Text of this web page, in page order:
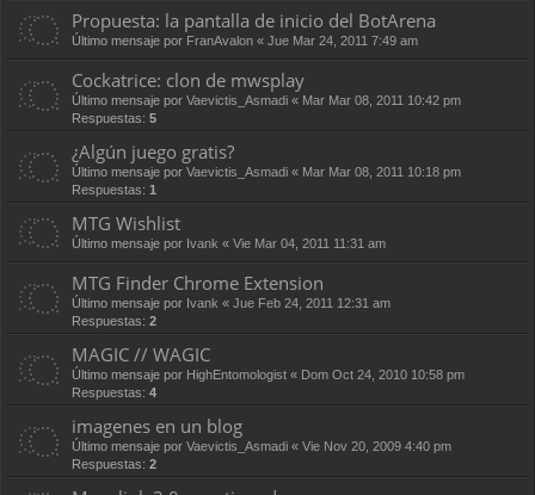
Propuesta: la pantalla de inicio del BotArena
Último mensaje por FranAvalon « Jue Mar 24, 2011 7:49 am
Cockatrice: clon de mwsplay
Último mensaje por Vaevictis_Asmadi « Mar Mar 08, 2011 10:42 pm
Respuestas: 5
¿Algún juego gratis?
Último mensaje por Vaevictis_Asmadi « Mar Mar 08, 2011 10:18 pm
Respuestas: 1
MTG Wishlist
Último mensaje por Ivank « Vie Mar 04, 2011 11:31 am
MTG Finder Chrome Extension
Último mensaje por Ivank « Jue Feb 24, 2011 12:31 am
Respuestas: 2
MAGIC // WAGIC
Último mensaje por HighEntomologist « Dom Oct 24, 2010 10:58 pm
Respuestas: 4
imagenes en un blog
Último mensaje por Vaevictis_Asmadi « Vie Nov 20, 2009 4:40 pm
Respuestas: 2